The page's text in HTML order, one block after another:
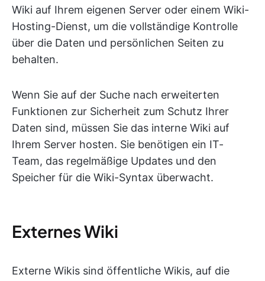
Wiki auf Ihrem eigenen Server oder einem Wiki-
Hosting-Dienst, um die vollständige Kontrolle
über die Daten und persönlichen Seiten zu
behalten.
Wenn Sie auf der Suche nach erweiterten
Funktionen zur Sicherheit zum Schutz Ihrer
Daten sind, müssen Sie das interne Wiki auf
Ihrem Server hosten. Sie benötigen ein IT-
Team, das regelmäßige Updates und den
Speicher für die Wiki-Syntax überwacht.
Externes Wiki
Externe Wikis sind öffentliche Wikis, auf die